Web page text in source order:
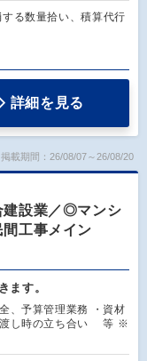
る数量拾い、積算代行
詳細を見る
掲載期間：26/08/07～26/08/20
建設業／◎マンシ
工事メイン
ます。
、予算管理業務 ・資材
渡し時の立ち合い 等 ※